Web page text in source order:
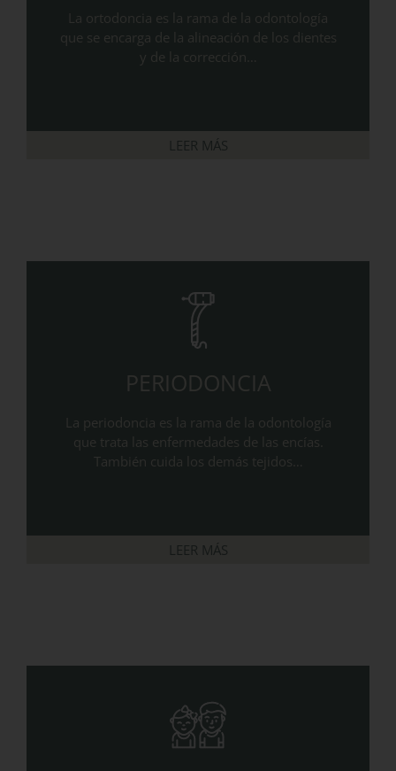
La ortodoncia es la rama de la odontología
que se encarga de la alineación de los dientes
y de la corrección…
LEER MÁS
PERIODONCIA
La periodoncia es la rama de la odontología
que trata las enfermedades de las encías.
También cuida los demás tejidos…
LEER MÁS